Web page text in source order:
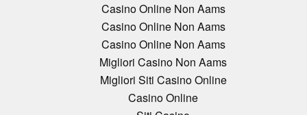
Casino Online Non Aams
Casino Online Non Aams
Casino Online Non Aams
Migliori Casino Non Aams
Migliori Siti Casino Online
Casino Online